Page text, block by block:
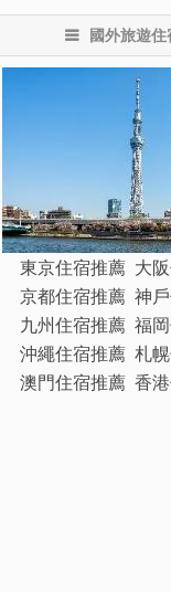
國外旅遊住
東京住宿推薦 大
京都住宿推薦 神
九州住宿推薦 福
沖繩住宿推薦 札
澳門住宿推薦 香